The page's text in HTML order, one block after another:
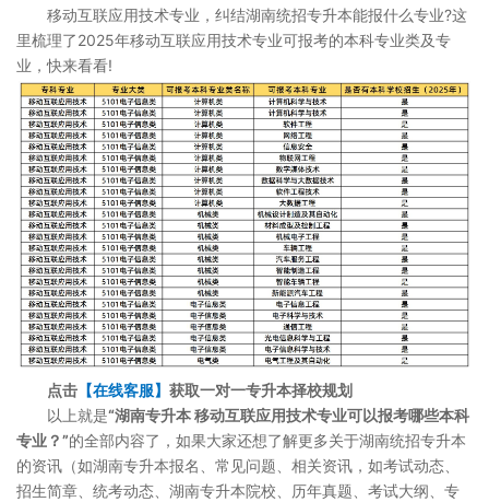
移动互联应用技术专业，纠结湖南统招专升本能报什么专业?这
里梳理了2025年移动互联应用技术专业可报考的本科专业类及专
业，快来看看!
点击【在线客服】 获取一对一专升本择校规划
以上就是“湖南专升本 移动互联应用技术专业可以报考哪些本科
专业？”的全部内容了，如果大家还想了解更多关于湖南统招专升本
的资讯（如湖南专升本报名、常见问题、相关资讯，如考试动态、
招生简章、统考动态、湖南专升本院校、历年真题、考试大纲、专